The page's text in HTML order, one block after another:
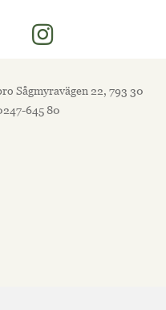
Sågmyravägen 22, 793 30
645 80